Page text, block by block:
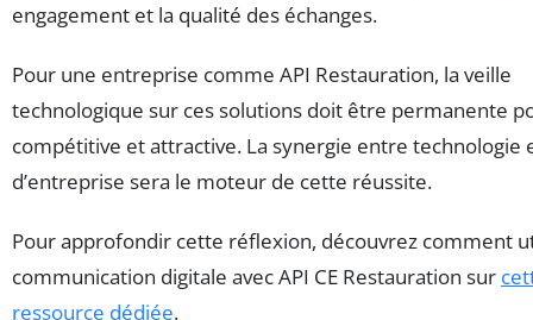
engagement et la qualité des échanges.
Pour une entreprise comme API Restauration, la veille
technologique sur ces solutions doit être permanente
compétitive et attractive. La synergie entre technologie
d’entreprise sera le moteur de cette réussite.
Pour approfondir cette réflexion, découvrez comment
communication digitale avec API CE Restauration sur
ressource dédiée.